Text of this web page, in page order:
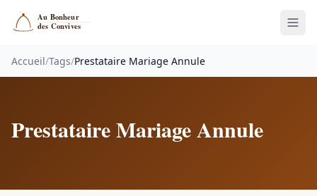
Accueil/Tags/Prestataire Mariage Annule
Prestataire Mariage Annule